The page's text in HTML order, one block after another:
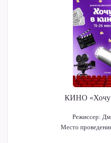
КИНО «Хочу
Режиссер:
Место